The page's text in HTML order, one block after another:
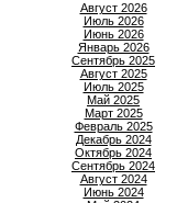
Август 2026
Июль 2026
Июнь 2026
Январь 2026
Сентябрь 2025
Август 2025
Июль 2025
Май 2025
Март 2025
Февраль 2025
Декабрь 2024
Октябрь 2024
Сентябрь 2024
Август 2024
Июнь 2024